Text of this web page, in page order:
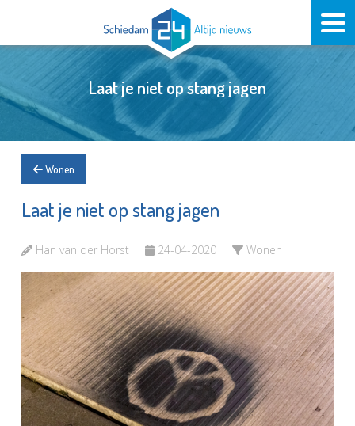
Laat je niet op stang jagen
Wonen
Laat je niet op stang jagen
Han van der Horst 24-04-2020 Wonen